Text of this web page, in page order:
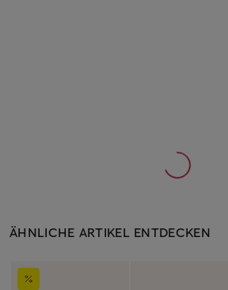
ÄHNLICHE ARTIKEL ENTDECKEN